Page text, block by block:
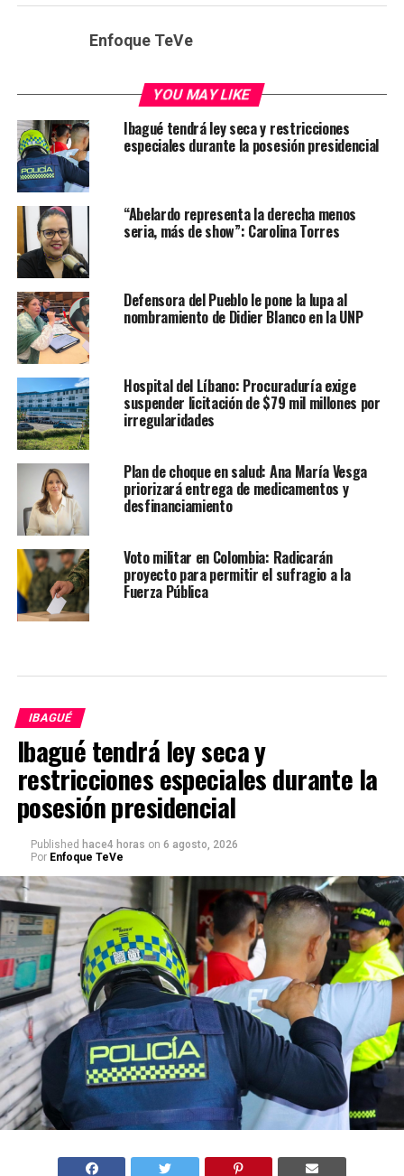
Enfoque TeVe
YOU MAY LIKE
Ibagué tendrá ley seca y restricciones
especiales durante la posesión presidencial
“Abelardo representa la derecha menos
seria, más de show”: Carolina Torres
Defensora del Pueblo le pone la lupa al
nombramiento de Didier Blanco en la UNP
Hospital del Líbano: Procuraduría exige
suspender licitación de $79 mil millones por
irregularidades
Plan de choque en salud: Ana María Vesga
priorizará entrega de medicamentos y
desfinanciamiento
Voto militar en Colombia: Radicarán
proyecto para permitir el sufragio a la
Fuerza Pública
IBAGUÉ
Ibagué tendrá ley seca y
restricciones especiales durante la
posesión presidencial
Published hace4 horas on 6 agosto, 2026
Por Enfoque TeVe